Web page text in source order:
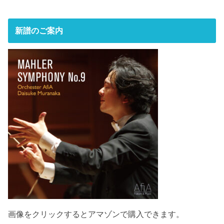
新譜のご案内
画像をクリックするとアマゾンで購入できます。